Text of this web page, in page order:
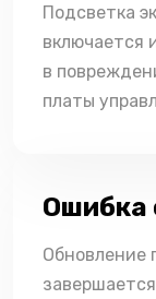
Подсветка
включается
в
платы
Ошибка
Обновление